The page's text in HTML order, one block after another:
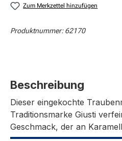
Zum Merkzettel hinzufügen
Produktnummer:62170
Beschreibung
Dieser eingekochte
Traditionsmarke Giusti
Geschmack, der an